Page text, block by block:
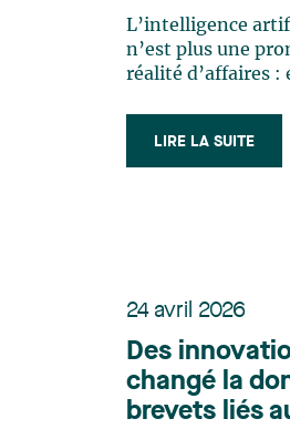
L’intelligence
n’est plus une
réalité d’affaires :
générative et
imposées dans les
LIRE LA SUITE
24 avril 2026
Des
changé la
brevets liés